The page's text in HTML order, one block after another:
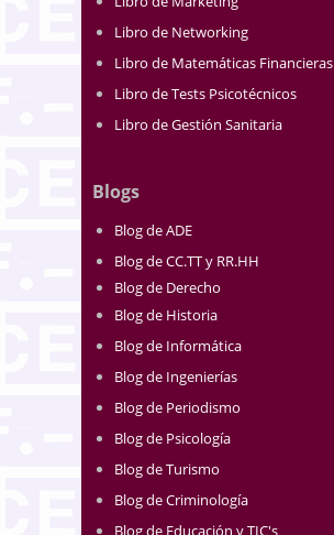
Libro de Networking
Libro de Matemáticas Financieras
Libro de Tests Psicotécnicos
Libro de Gestión Sanitaria
Blogs
Blog de ADE
Blog de CC.TT y RR.HH
Blog de Derecho
Blog de Historia
Blog de Informática
Blog de Ingenierías
Blog de Periodismo
Blog de Psicología
Blog de Turismo
Blog de Criminología
Blog de Educación y TIC's